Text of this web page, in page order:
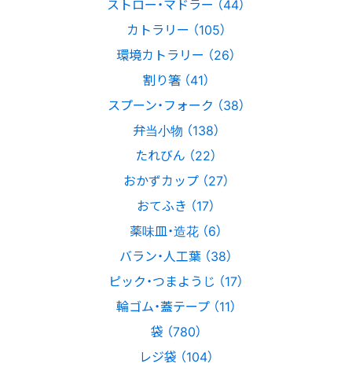
ストロー・マドラー （44）
カトラリー （105）
環境カトラリー （26）
割り箸 （41）
スプーン・フォーク （38）
弁当小物 （138）
たれびん （22）
おかずカップ （27）
おてふき （17）
薬味皿・造花 （6）
バラン・人工葉 （38）
ピック・つまようじ （17）
輪ゴム・蓋テープ （11）
袋 （780）
レジ袋 （104）